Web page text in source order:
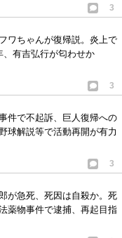
3
ワちゃんが復帰説。炎上で
有吉弘行が匂わせか
3
件で不起訴、巨人復帰への
球解説等で活動再開が有力
3
が急死、死因は自殺か。死
薬物事件で逮捕、再起目指